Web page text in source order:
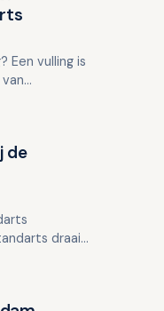
Een vulling is
de
draait